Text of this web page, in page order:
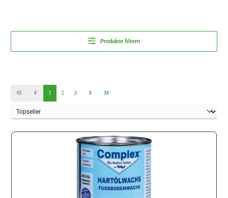
Produkte filtern
Seite
1 Seite
2 Seite
3